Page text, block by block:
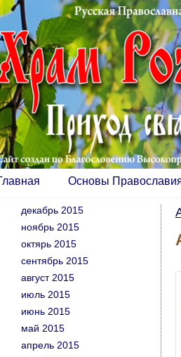
Основы
декабрь 2015
ноябрь 2015
октярь 2015
сентябрь 2015
август 2015
июль 2015
июнь 2015
май 2015
апрель 2015